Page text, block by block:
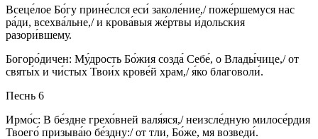
Всеце́лое Бо́гу прине́слся еси́ заколе́ние,/ поже́ршемуся нас
ра́ди, всехва́льне,/ и крова́выя же́ртвы и́дольския
разори́вшему.
Богоро́дичен: Му́дрость Бо́жия созда́ Себе́, о Влады́чице,/ от
святы́х и чи́стых Твои́х крове́й храм,/ я́ко благоволи́.
Песнь 6
Ирмо́с: В бе́здне грехо́вней валя́яся,/ неизсле́дную милосе́рдия
Твоего́ призыва́ю бе́здну:/ от тли, Бо́же, мя возведи́.